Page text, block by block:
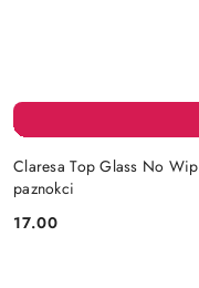
Claresa Top Glass No
paznokci
Cena:
17.00